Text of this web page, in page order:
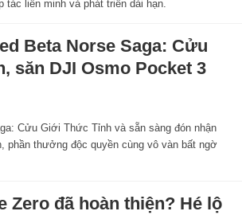
liên minh và phát triển dài hạn.
Beta Norse Saga: Cửu
săn DJI Osmo Pocket 3
Cửu Giới Thức Tỉnh và sẵn sàng đón nhận
phần thưởng độc quyền cùng vô vàn bất ngờ
Zero đã hoàn thiện? Hé lộ